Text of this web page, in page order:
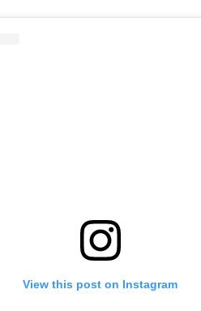
View this post on Instagram